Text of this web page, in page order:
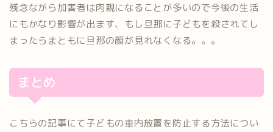
残念ながら加害者は肉親になることが多いので今後の生活
にもかなり影響が出ます、もし旦那に子どもを殺されてし
まったらまともに旦那の顔が見れなくなる。。。
まとめ
こちらの記事にて子どもの車内放置を防止する方法につい